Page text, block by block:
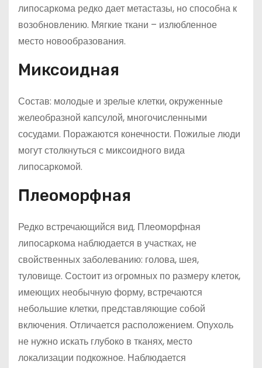
липосаркома редко дает метастазы, но способна к
возобновлению. Мягкие ткани – излюбленное
место новообразования.
Миксоидная
Состав: молодые и зрелые клетки, окруженные
желеобразной капсулой, многочисленными
сосудами. Поражаются конечности. Пожилые люди
могут столкнуться с миксоидного вида
липосаркомой.
Плеоморфная
Редко встречающийся вид. Плеоморфная
липосаркома наблюдается в участках, не
свойственных заболеванию: голова, шея,
туловище. Состоит из огромных по размеру клеток,
имеющих необычную форму, встречаются
небольшие клетки, представляющие собой
включения. Отличается расположением. Опухоль
не нужно искать глубоко в тканях, место
локализации подкожное. Наблюдается